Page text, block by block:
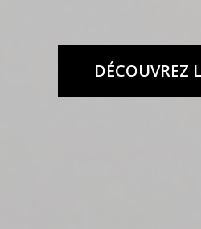
DÉCOUVREZ